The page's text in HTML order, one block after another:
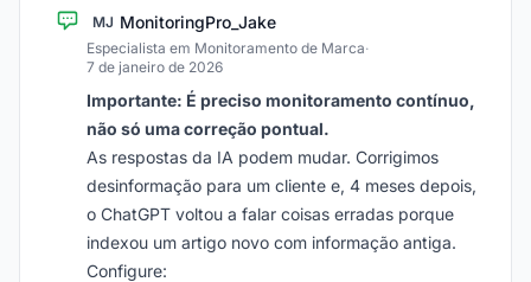
MJ MonitoringPro_Jake
Especialista em Monitoramento de Marca·
7 de janeiro de 2026
Importante: É preciso monitoramento contínuo,
não só uma correção pontual.
As respostas da IA podem mudar. Corrigimos
desinformação para um cliente e, 4 meses depois,
o ChatGPT voltou a falar coisas erradas porque
indexou um artigo novo com informação antiga.
Configure: